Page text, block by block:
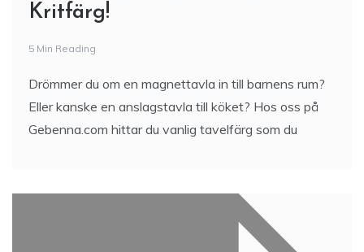
Kritfärg!
5 Min Reading
Drömmer du om en magnettavla in till barnens rum?
Eller kanske en anslagstavla till köket? Hos oss på
Gebenna.com hittar du vanlig tavelfärg som du